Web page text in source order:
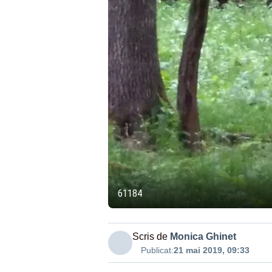
61184
Scris de Monica Ghinet
Publicat:21 mai 2019, 09:33